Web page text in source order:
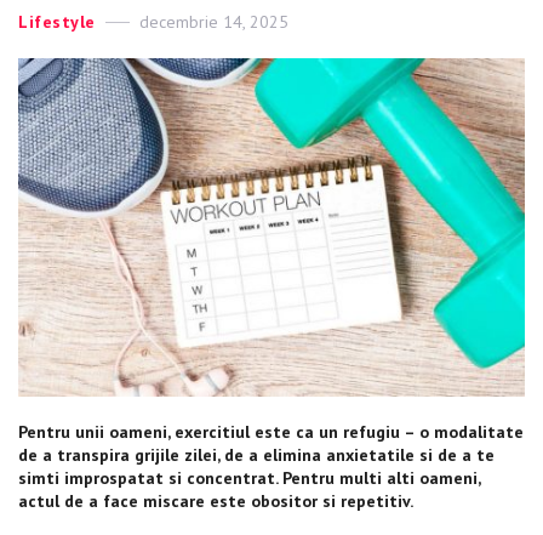
Categories
Lifestyle
Posted
decembrie 14, 2025
Pentru unii oameni, exercitiul este ca un refugiu – o modalitate
de a transpira grijile zilei, de a elimina anxietatile si de a te
simti improspatat si concentrat. Pentru multi alti oameni,
actul de a face miscare este obositor si repetitiv.